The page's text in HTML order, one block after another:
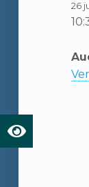
26